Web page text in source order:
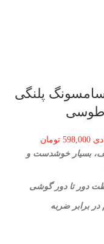
پلنگی
598,000 تومان
بسیار خوشدست و
دور تا دور گوشی
در برابر ضربه